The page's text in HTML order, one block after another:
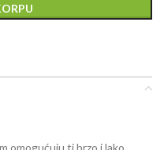
omogućuju ti brzo i lako